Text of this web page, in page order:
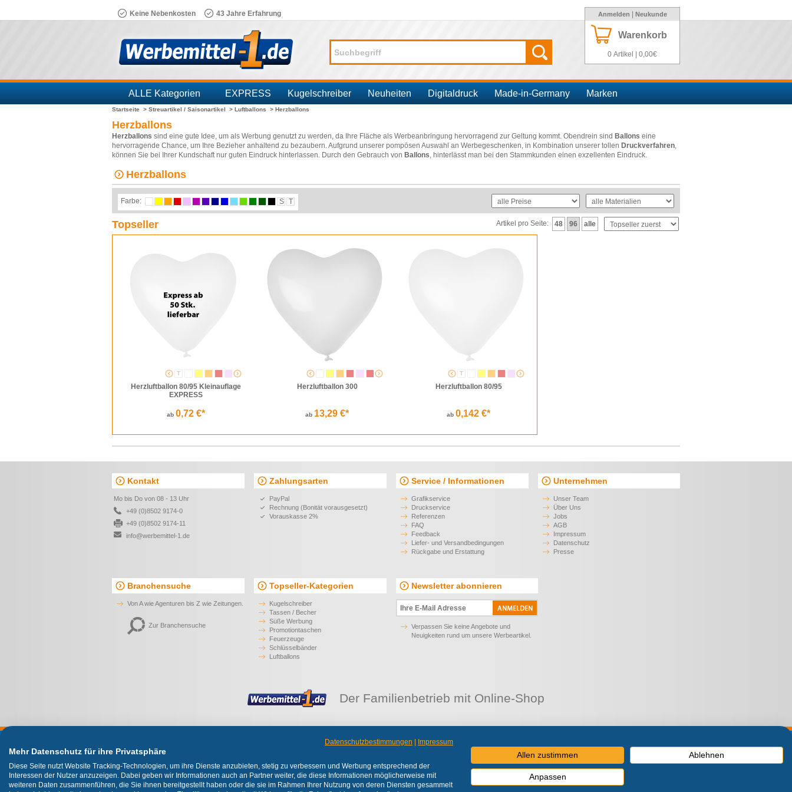
Keine Nebenkosten 43 Jahre Erfahrung Anmelden Neukunde
Warenkorb
0 Artikel | 0,00€
ALLE Kategorien EXPRESS Kugelschreiber Neuheiten Digitaldruck Made-in-Germany Marken
Branchen
Startseite > Streuartikel / Saisonartikel > Luftballons > Herzballons
Herzballons
Herzballons sind eine gute Idee, um als Werbung genutzt zu werden, da Ihre Fläche als Werbeanbringung hervorragend zur Geltung kommt. Obendrein sind Ballons eine
hervorragende Chance, um Ihre Bezieher anhaltend zu bezaubern. Aufgrund unserer pompösen Auswahl an Werbegeschenken, in Kombination unserer tollen Druckverfahren,
können Sie bei Ihrer Kundschaft nur guten Eindruck hinterlassen. Durch den Gebrauch von Ballons, hinterlässt man bei den Stammkunden einen exzellenten Eindruck.
Herzballons
Farbe: S T
Artikel pro Seite: alle
96
48
Topseller
T
Herzluftballon 80/95 Kleinauflage
EXPRESS
ab 0,72 €*
S
Herzluftballon 300
ab 13,29 €*
T
Herzluftballon 80/95
ab 0,142 €*
Kontakt
Mo bis Do von 08 - 13 Uhr
+49 (0)8502 9174-0
+49 (0)8502 9174-11
info@werbemittel-1.de
Zahlungsarten
PayPal
Rechnung (Bonität vorausgesetzt)
Vorauskasse 2%
Service / Informationen
Grafikservice
Druckservice
Referenzen
FAQ
Feedback
Liefer- und Versandbedingungen
Rückgabe und Erstattung
Unternehmen
Unser Team
Über Uns
Jobs
AGB
Impressum
Datenschutz
Presse
Branchensuche
Von A wie Agenturen bis Z wie Zeitungen.
Zur Branchensuche
Topseller-Kategorien
Kugelschreiber
Tassen / Becher
Süße Werbung
Promotiontaschen
Feuerzeuge
Schlüsselbänder
Luftballons
Newsletter abonnieren
Verpassen Sie keine Angebote und
Neuigkeiten rund um unsere Werbeartikel.
Der Familienbetrieb mit Online-Shop
Alle Preise zzgl. MwSt.
Datenschutzbestimmungen Impressum
Mehr Datenschutz für ihre Privatsphäre
Diese Seite nutzt Website Tracking-Technologien, um ihre Dienste anzubieten, stetig zu verbessern und Werbung entsprechend der
Interessen der Nutzer anzuzeigen. Dabei geben wir Informationen auch an Partner weiter, die diese Informationen möglicherweise mit
weiteren Daten zusammenführen, die Sie ihnen bereitgestellt haben oder die sie im Rahmen Ihrer Nutzung von deren Diensten gesammelt
Allen zustimmen Ablehnen
Anpassen